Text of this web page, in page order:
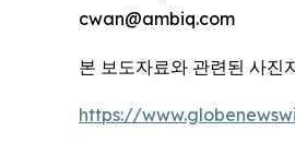
cwan@ambiq.com
본 보도자료와 관련된 사진
https://